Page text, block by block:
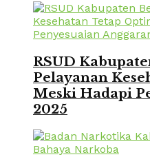
RSUD
Pelayanan
Meski Hadapi
2025